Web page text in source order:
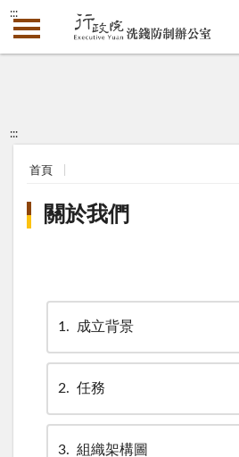
:::
:::
首頁
關於我們
1 成立背景
2 任務
3 組織架構圖